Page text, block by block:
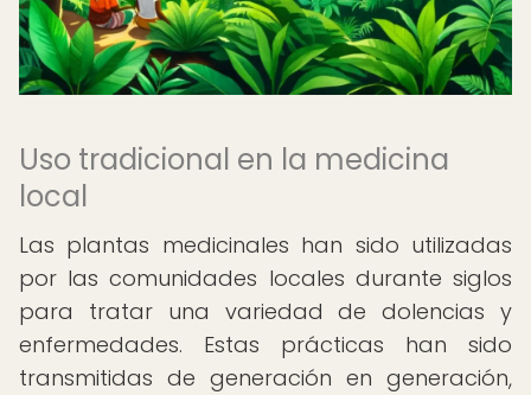
Uso tradicional en la medicina
local
Las plantas medicinales han sido utilizadas
por las comunidades locales durante siglos
para tratar una variedad de dolencias y
enfermedades. Estas prácticas han sido
transmitidas de generación en generación,